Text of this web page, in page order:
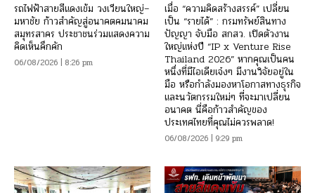
รถไฟฟ้าสายสีแดงเข้ม วงเวียนใหญ่–
มหาชัย ก้าวสำคัญสู่อนาคตคมนาคม
สมุทรสาคร ประชาชนร่วมแสดงความ
คิดเห็นคึกคัก
06/08/2026 | 8:26 pm
เมื่อ “ความคิดสร้างสรรค์” เปลี่ยน
เป็น “รายได้” : กรมทรัพย์สินทาง
ปัญญา จับมือ สกสว. เปิดตัวงาน
ใหญ่แห่งปี “IP x Venture Rise
Thailand 2026” หากคุณเป็นคน
หนึ่งที่มีไอเดียเจ๋งๆ มีงานวิจัยอยู่ใน
มือ หรือกำลังมองหาโอกาสทางธุรกิจ
และนวัตกรรมใหม่ๆ ที่จะมาเปลี่ยน
อนาคต นี่คือก้าวสำคัญของ
ประเทศไทยที่คุณไม่ควรพลาด!
06/08/2026 | 9:29 pm